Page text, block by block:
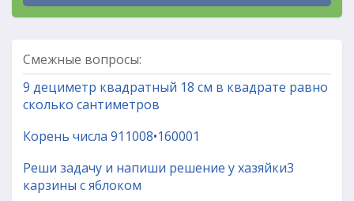
Смежные вопросы:
9 дециметр квадратный 18 см в квадрате равно
сколько сантиметров
Корень числа 911008•160001
Реши задачу и напиши решение у хазяйки3
карзины с яблоком